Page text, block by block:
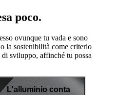
poco.
ovunque tu vada e sono
la sostenibilità come criterio
sviluppo, affinché tu possa
L'alluminio conta